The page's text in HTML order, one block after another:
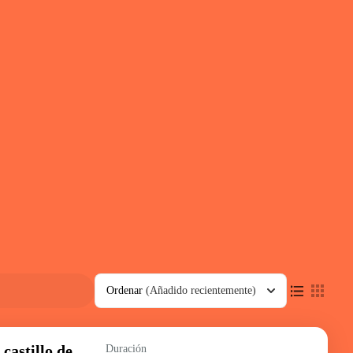
Ordenar (Añadido recientemente)
Duración